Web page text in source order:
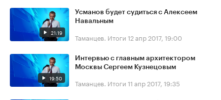
21:19
Усманов будет судиться с Алексеем
Навальным
Таманцев. Итоги 12 апр 2017, 19:00
19:50
Интервью с главным архитектором
Москвы Сергеем Кузнецовым
Таманцев. Итоги 11 апр 2017, 19:35